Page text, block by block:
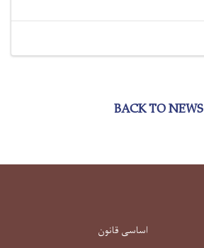
BACK TO NEWS
اساسی قانون